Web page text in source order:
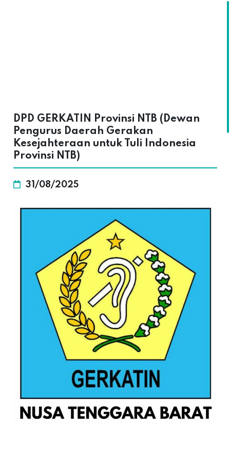
DPD GERKATIN Provinsi NTB (Dewan
Pengurus Daerah Gerakan
Kesejahteraan untuk Tuli Indonesia
Provinsi NTB)
31/08/2025